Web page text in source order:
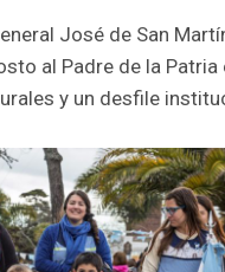
José de San
al Padre de la Patria
y un desfile